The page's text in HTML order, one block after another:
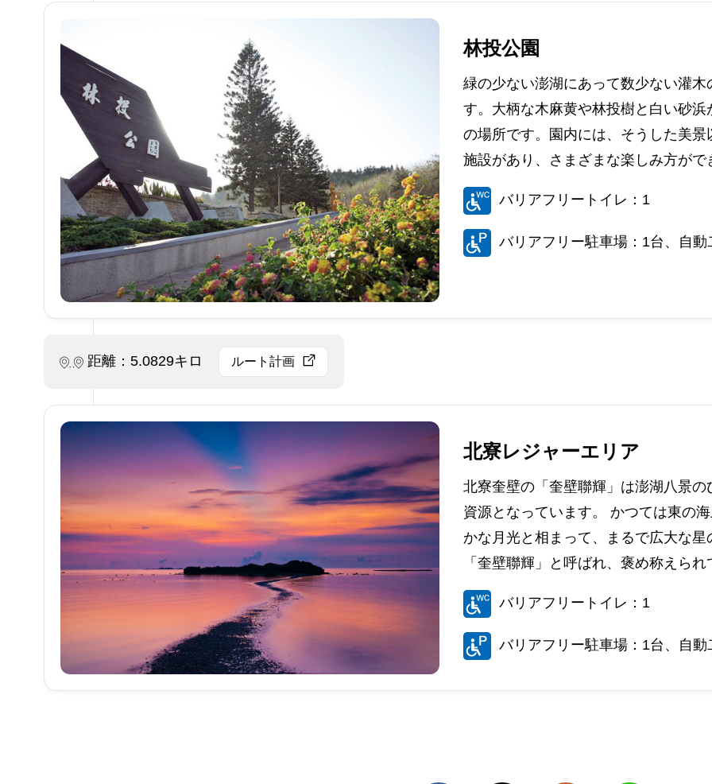
林投公園
緑の少ない澎湖にあって数少ない灌
す。大柄な木麻黄や林投樹と白い砂
の場所です。園内には、そうした美
施設があり、さまざまな楽しみ方が
バリアフリートイレ：1
バリアフリー駐車場：1台、自動
距離：5.0829キロ ルート計画
北寮レジャーエリア
北寮奎壁の「奎壁聯輝」は澎湖八景
資源となっています。 かつては東の
かな月光と相まって、まるで広大な
「奎壁聯輝」と呼ばれ、褒め称えら
バリアフリートイレ：1
バリアフリー駐車場：1台、自動